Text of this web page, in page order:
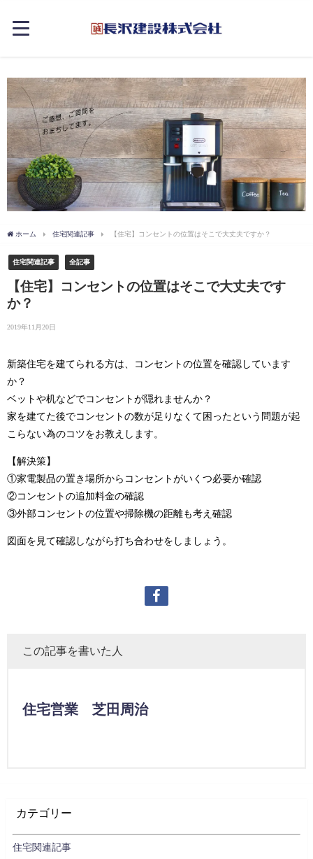
ホーム 住宅関連記事 【住宅】コンセントの位置はそこで大丈夫ですか？
住宅関連記事 全記事
【住宅】コンセントの位置はそこで大丈夫です
か？
2019年11月20日
新築住宅を建てられる方は、コンセントの位置を確認しています
か？
ベットや机などでコンセントが隠れませんか？
家を建てた後でコンセントの数が足りなくて困ったという問題が起
こらない為のコツをお教えします。
【解決策】
①家電製品の置き場所からコンセントがいくつ必要か確認
②コンセントの追加料金の確認
③外部コンセントの位置や掃除機の距離も考え確認
図面を見て確認しながら打ち合わせをしましょう。
この記事を書いた人
住宅営業 芝田周治
カテゴリー
住宅関連記事